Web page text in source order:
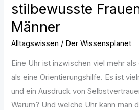
stilbewusste
Männer
Alltagswissen / Der Wissensplanet
Eine Uhr ist inzwischen viel mehr
als eine Orientierungshilfe. Es ist
und ein Ausdruck von
Warum? Und welche Uhr kann man